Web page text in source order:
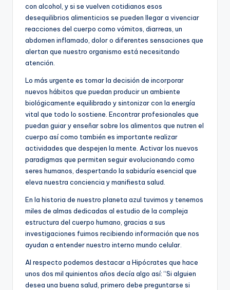
con alcohol, y si se vuelven cotidianos esos
desequilibrios alimenticios se pueden llegar a vivenciar
reacciones del cuerpo como vómitos, diarreas, un
abdomen inflamado, dolor o diferentes sensaciones que
alertan que nuestro organismo está necesitando
atención.
Lo más urgente es tomar la decisión de incorporar
nuevos hábitos que puedan producir un ambiente
biológicamente equilibrado y sintonizar con la energía
vital que todo lo sostiene. Encontrar profesionales que
puedan guiar y enseñar sobre los alimentos que nutren el
cuerpo así como también es importante realizar
actividades que despejen la mente. Activar los nuevos
paradigmas que permiten seguir evolucionando como
seres humanos, despertando la sabiduría esencial que
eleva nuestra conciencia y manifiesta salud.
En la historia de nuestro planeta azul tuvimos y tenemos
miles de almas dedicadas al estudio de la compleja
estructura del cuerpo humano, gracias a sus
investigaciones fuimos recibiendo información que nos
ayudan a entender nuestro interno mundo celular.
Al respecto podemos destacar a Hipócrates que hace
unos dos mil quinientos años decía algo así: “Si alguien
desea una buena salud, primero debe preguntarse si